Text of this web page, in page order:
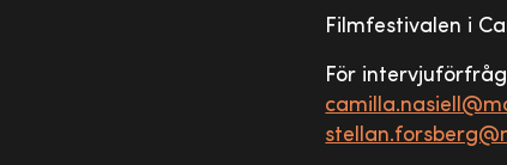
Filmfestivalen i
För